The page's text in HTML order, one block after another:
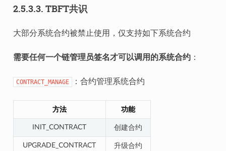
2.5.3.3. TBFT共识
大部分系统合约被禁止使用，仅支持如下系统合约
需要任何一个链管理员签名才可以调用的系统合约：
CONTRACT_MANAGE ：合约管理系统合约
方法 功能
INIT_CONTRACT 创建合约
UPGRADE_CONTRACT 升级合约